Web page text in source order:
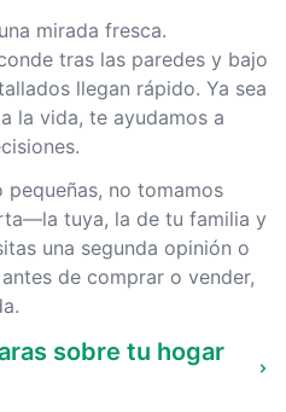
mirada fresca.
tras las paredes y bajo
llegan rápido. Ya sea
la vida, te ayudamos a
pequeñas, no tomamos
tuya, la de tu familia y
una segunda opinión o
de comprar o vender,
sobre tu hogar